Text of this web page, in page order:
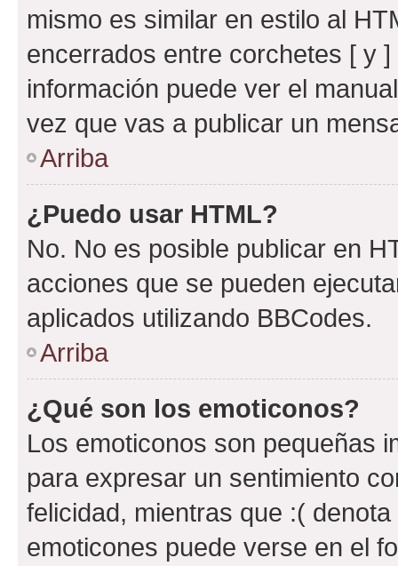
mismo es similar en estilo al
encerrados entre corchetes [ y
información puede ver el
vez que vas a publicar un
Arriba
¿Puedo usar HTML?
No. No es posible publicar en
acciones que se pueden
aplicados utilizando BBCodes.
Arriba
¿Qué son los emoticonos?
Los emoticonos son pequeñas
para expresar un sentimiento
felicidad, mientras que :(
emoticones puede verse en el